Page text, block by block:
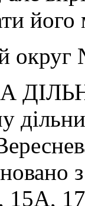
округ
15А,